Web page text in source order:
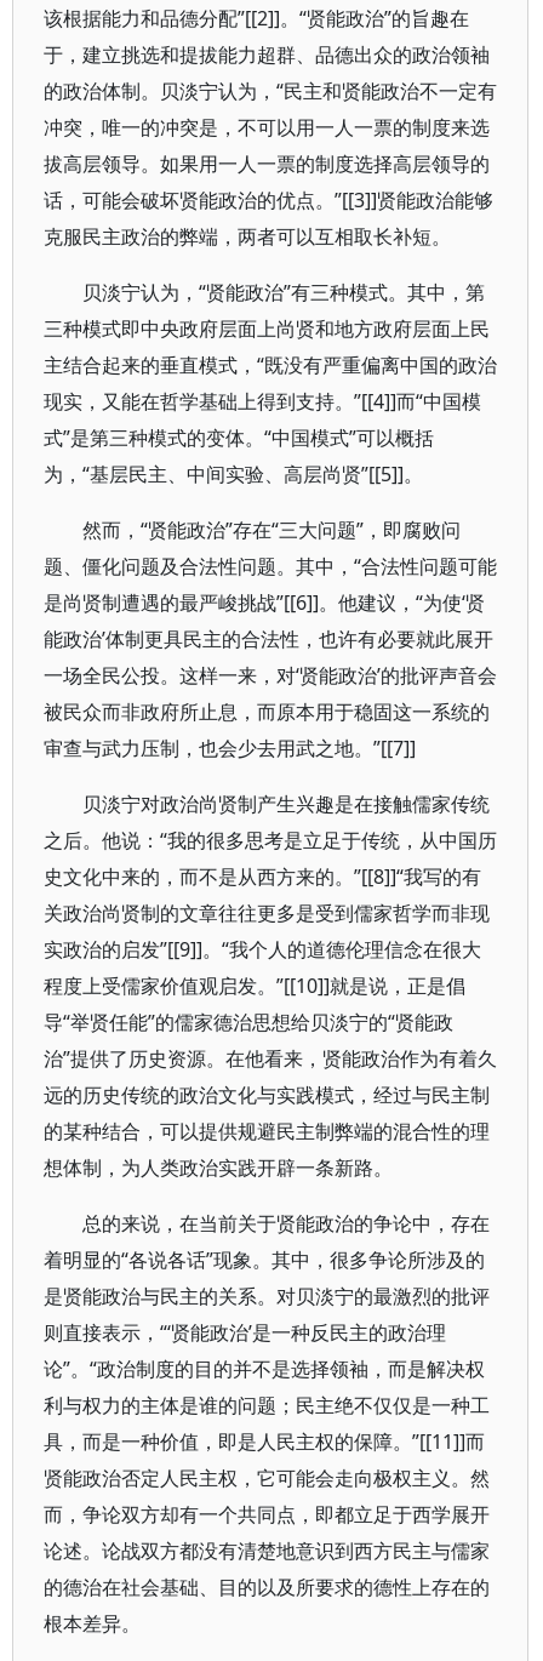
该根据能力和品德分配”[[2]]。“贤能政治”的旨趣在
于，建立挑选和提拔能力超群、品德出众的政治领袖
的政治体制。贝淡宁认为，“民主和贤能政治不一定有
冲突，唯一的冲突是，不可以用一人一票的制度来选
拔高层领导。如果用一人一票的制度选择高层领导的
话，可能会破坏贤能政治的优点。”[[3]]贤能政治能够
克服民主政治的弊端，两者可以互相取长补短。
贝淡宁认为，“贤能政治”有三种模式。其中，第
三种模式即中央政府层面上尚贤和地方政府层面上民
主结合起来的垂直模式，“既没有严重偏离中国的政治
现实，又能在哲学基础上得到支持。”[[4]]而“中国模
式”是第三种模式的变体。“中国模式”可以概括
为，“基层民主、中间实验、高层尚贤”[[5]]。
然而，“贤能政治”存在“三大问题”，即腐败问
题、僵化问题及合法性问题。其中，“合法性问题可能
是尚贤制遭遇的最严峻挑战”[[6]]。他建议，“为使‘贤
能政治’体制更具民主的合法性，也许有必要就此展开
一场全民公投。这样一来，对‘贤能政治’的批评声音会
被民众而非政府所止息，而原本用于稳固这一系统的
审查与武力压制，也会少去用武之地。”[[7]]
贝淡宁对政治尚贤制产生兴趣是在接触儒家传统
之后。他说：“我的很多思考是立足于传统，从中国历
史文化中来的，而不是从西方来的。”[[8]]“我写的有
关政治尚贤制的文章往往更多是受到儒家哲学而非现
实政治的启发”[[9]]。“我个人的道德伦理信念在很大
程度上受儒家价值观启发。”[[10]]就是说，正是倡
导“举贤任能”的儒家德治思想给贝淡宁的“贤能政
治”提供了历史资源。在他看来，贤能政治作为有着久
远的历史传统的政治文化与实践模式，经过与民主制
的某种结合，可以提供规避民主制弊端的混合性的理
想体制，为人类政治实践开辟一条新路。
总的来说，在当前关于贤能政治的争论中，存在
着明显的“各说各话”现象。其中，很多争论所涉及的
是贤能政治与民主的关系。对贝淡宁的最激烈的批评
则直接表示，“‘贤能政治’是一种反民主的政治理
论”。“政治制度的目的并不是选择领袖，而是解决权
利与权力的主体是谁的问题；民主绝不仅仅是一种工
具，而是一种价值，即是人民主权的保障。”[[11]]而
贤能政治否定人民主权，它可能会走向极权主义。然
而，争论双方却有一个共同点，即都立足于西学展开
论述。论战双方都没有清楚地意识到西方民主与儒家
的德治在社会基础、目的以及所要求的德性上存在的
根本差异。